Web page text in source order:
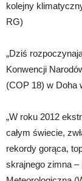
kolejny
RG)
„Dziś
Konwencji
(COP 18) w Doha
„W roku 2012
całym świecie,
rekordy gorąca,
skrajnego zimna –